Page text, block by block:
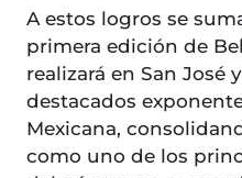
A estos logros se
primera edición de
realizará en San José
destacados
Mexicana,
como uno de los